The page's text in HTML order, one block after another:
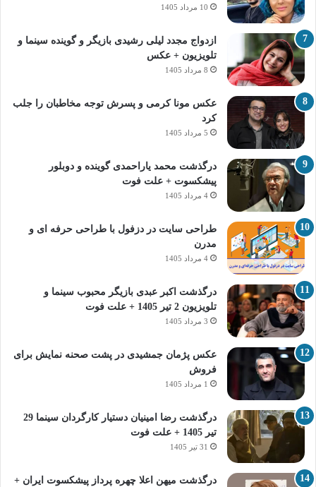
10 مرداد 1405
ازدواج مجدد لیلی رشیدی بازیگر و گوینده سینما و
تلویزیون + عکس
8 مرداد 1405
عکس مونا کرمی و پسرش توجه مخاطبان را جلب
کرد
5 مرداد 1405
درگذشت محمد یاراحمدی گوینده و دوبلور
پیشکسوت + علت فوت
4 مرداد 1405
طراحی سایت در دزفول با طراحی حرفه‌ ای و
مدرن
4 مرداد 1405
درگذشت اکبر عبدی بازیگر محبوب سینما و
تلویزیون 2 تیر 1405 + علت فوت
3 مرداد 1405
عکس پژمان جمشیدی در پشت صحنه نمایش برای
فروش
1 مرداد 1405
درگذشت رضا امینیان دستیار کارگردان سینما 29
تیر 1405 + علت فوت
31 تیر 1405
درگذشت میهن اعلا چهره پرداز پیشکسوت ایران +